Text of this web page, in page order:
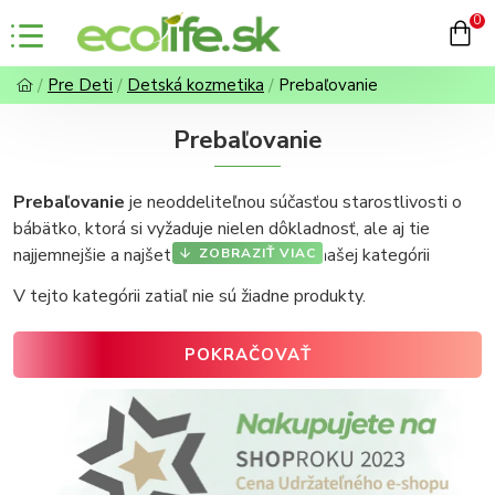
0
Pre Deti Detská kozmetika Prebaľovanie
Prebaľovanie
Prebaľovanie je neoddeliteľnou súčasťou starostlivosti o
bábätko, ktorá si vyžaduje nielen dôkladnosť, ale aj tie
najjemnejšie a najšetrnejšie produkty. V našej kategórii
nájdete široký výber ekologických a prírodných
produktov, ktoré chránia citlivú pokožku vášho dieťatka pred
podráždením a zároveň sú šetrné k prírode.Objavte
plienky, obrúsky, prebaľovacie podložky či špeciálne
, ktoré boli starostlivo vybrané s ohľadom
na zdravie detí a životné prostredie.
Prírodné materiály a šetrné zloženie – všetky
produkty sú vyrobené z kvalitných a bezpečných surovín
V tejto kategórii zatiaľ nie sú žiadne produkty.
POKRAČOVAŤ